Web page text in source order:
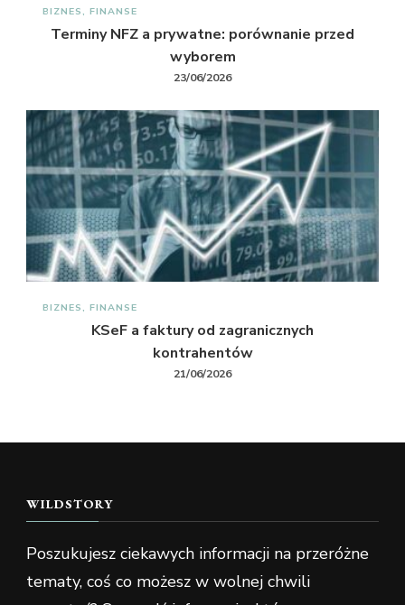
BIZNES, FINANSE
Terminy NFZ a prywatne: porównanie przed
wyborem
23/06/2026
BIZNES, FINANSE
KSeF a faktury od zagranicznych
kontrahentów
21/06/2026
WILDSTORY
Poszukujesz ciekawych informacji na przeróżne
tematy, coś co możesz w wolnej chwili